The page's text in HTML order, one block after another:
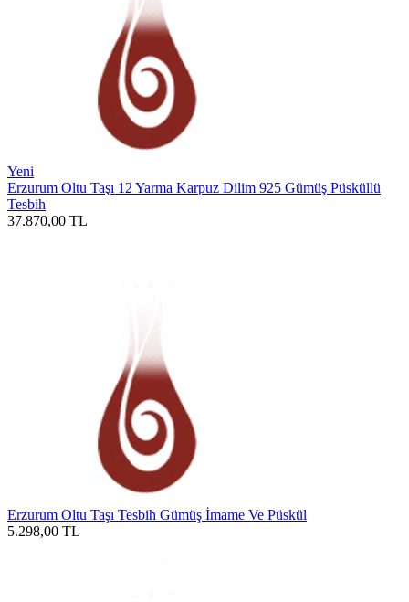
Yeni
Erzurum Oltu Taşı 12 Yarma Karpuz Dilim 925 Gümüş Püsküllü
Tesbih
37.870,00 TL
Erzurum Oltu Taşı Tesbih Gümüş İmame Ve Püskül
5.298,00 TL